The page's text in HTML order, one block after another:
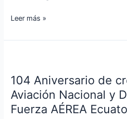
Leer más »
104 Aniversario de
Aviación Nacional y
Fuerza AÉREA
de
creación
de
la